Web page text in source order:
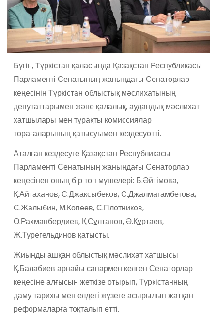
Бүгін, Түркістан қаласында Қазақстан Республикасы
Парламенті Сенатының жанындағы Сенаторлар
кеңесінің Түркістан облыстық мәслихатының
депутаттарымен және қалалық, аудандық мәслихат
хатшылары мен тұрақты комиссиялар
төрағаларының қатысуымен кездесуөтті.
Аталған кездесуге Қазақстан Республикасы
Парламенті Сенатының жанындағы Сенаторлар
кеңесінен оның бір топ мүшелері: Б.Әйтімова,
Қ.Айтаханов,С.Джаксыбеков, С.Джалмагамбетова,
С.Жалыбин, М.Копеев, С.Плотников,
О.Рахманбердиев, Қ.Сұлтанов, Ә.Құртаев,
Ж.Турегельдинов қатысты.
Жиынды ашқан облыстық мәслихат хатшысы
Қ.Балабиев арнайы сапармен келген Сенаторлар
кеңесіне алғысын жеткізе отырып, Түркістанның
даму тарихы мен елдегі жүзеге асырылып жатқан
реформаларғатоқталып өтті.